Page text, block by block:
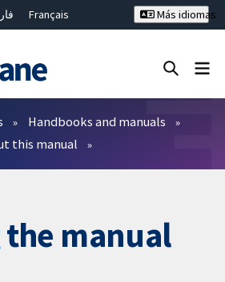
Français
繁體中文
Más idiomas
Handbooks and manuals
this manual
the manual